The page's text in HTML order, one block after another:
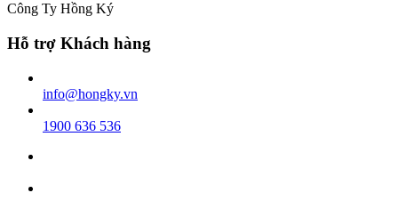
Công Ty Hồng Ký
Hỗ trợ Khách hàng
info@hongky.vn
1900 636 536